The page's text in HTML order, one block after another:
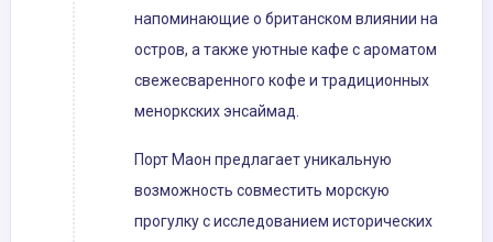
напоминающие о британском влиянии на
остров, а также уютные кафе с ароматом
свежесваренного кофе и традиционных
меноркских энсаймад.
Порт Маон предлагает уникальную
возможность совместить морскую
прогулку с исследованием исторических